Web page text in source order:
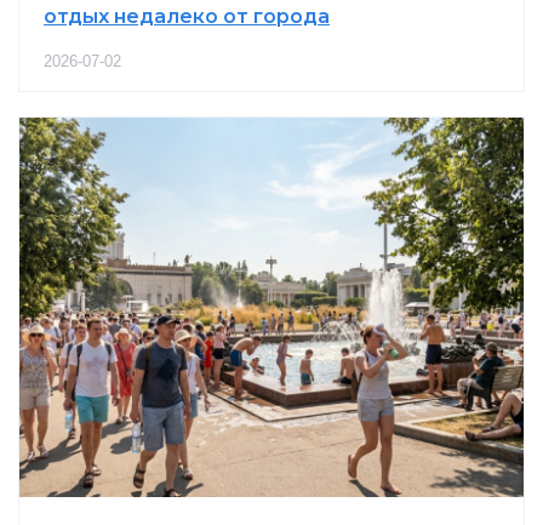
отдых недалеко от города
2026-07-02